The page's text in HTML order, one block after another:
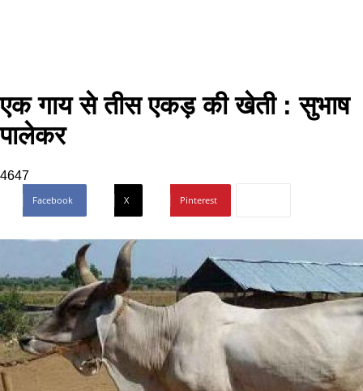
एक गाय से तीस एकड़ की खेती : सुभाष
पालेकर
4647
Facebook X Pinterest